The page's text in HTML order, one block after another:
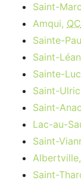
Saint-
Amqui, QC
Sainte-
Saint-
Sainte-
Saint-
Saint-
Lac-au-
Saint-
Albertville,
Saint-